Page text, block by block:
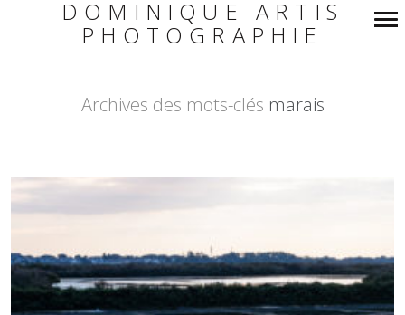
Navigation
DOMINIQUE ARTIS
PHOTOGRAPHIE
Archives des mots-clés marais